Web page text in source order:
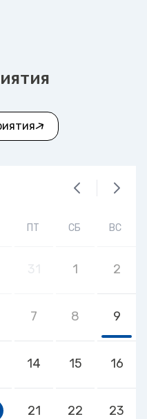
ПТ СБ ВС
1 2
7 8 9
14 15 16
21 22 23